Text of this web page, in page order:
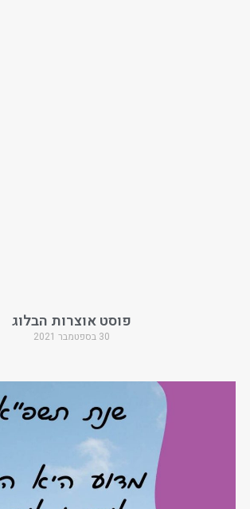
פוסט אוצרות הבלוג
30 בספטמבר 2021